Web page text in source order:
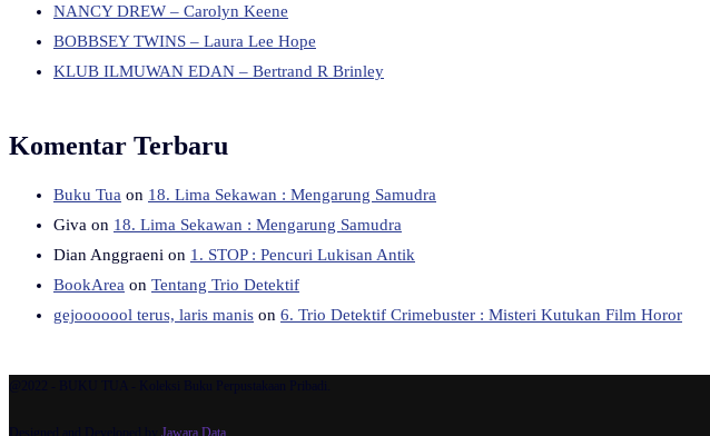
NANCY DREW – Carolyn Keene
BOBBSEY TWINS – Laura Lee Hope
KLUB ILMUWAN EDAN – Bertrand R Brinley
Komentar Terbaru
Buku Tua on 18. Lima Sekawan : Mengarung Samudra
Giva on 18. Lima Sekawan : Mengarung Samudra
Dian Anggraeni on 1. STOP : Pencuri Lukisan Antik
BookArea on Tentang Trio Detektif
gejooooool terus, laris manis on 6. Trio Detektif Crimebuster : Misteri Kutukan Film Horor